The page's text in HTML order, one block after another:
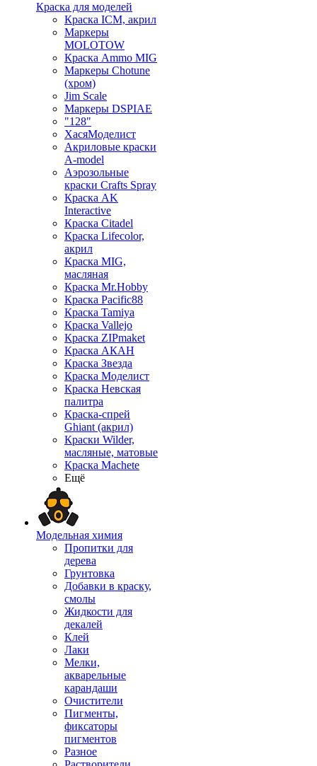
Краска для моделей
Краска ICM, акрил
Маркеры
MOLOTOW
Краска Ammo MIG
Маркеры Chotune
(хром)
Jim Scale
Маркеры DSPIAE
"128"
ХасяМоделист
Акриловые краски
A-model
Аэрозольные
краски Crafts Spray
Краска AK
Interactive
Краска Citadel
Краска Lifecolor,
акрил
Краска MIG,
масляная
Краска Mr.Hobby
Краска Pacific88
Краска Tamiya
Краска Vallejo
Краска ZIPmaket
Краска АКАН
Краска Звезда
Краска Моделист
Краска Невская
палитра
Краска-спрей
Ghiant (акрил)
Краски Wilder,
масляные, матовые
Краска Machete
Ещё
Модельная химия
Пропитки для
дерева
Грунтовка
Добавки в краску,
смолы
Жидкости для
декалей
Клей
Лаки
Мелки,
акварельные
карандаши
Очистители
Пигменты,
фиксаторы
пигментов
Разное